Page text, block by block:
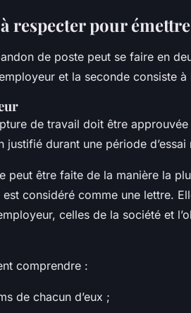
respecter pour
de poste peut se faire en
et la seconde consiste
de travail doit être
durant une période d’essai
peut être faite de la manière la
est considéré comme une lettre.
celles de la société et
comprendre :
de chacun d’eux ;